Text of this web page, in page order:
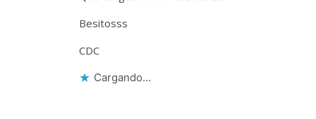
Besitosss
CDC
Cargando...